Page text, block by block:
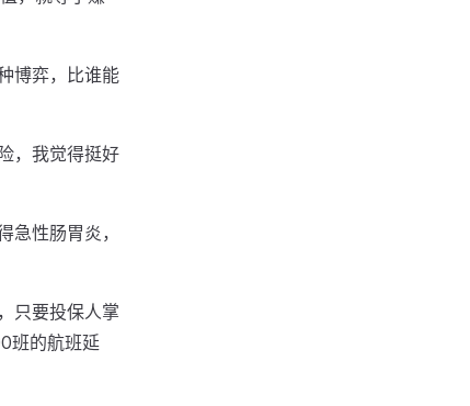
博弈，比谁能
，我觉得挺好
性肠胃炎，
只要投保人掌
班的航班延